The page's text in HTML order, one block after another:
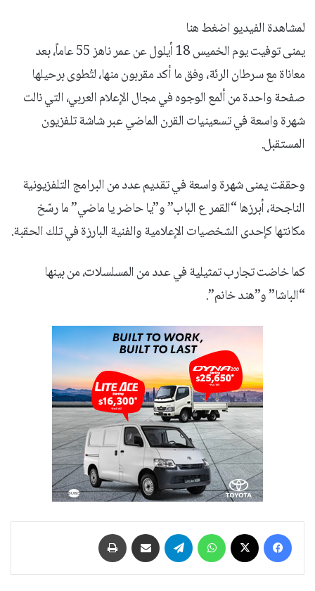
لمشاهدة الفيديو اضغط هنا
يمنى توفيت يوم الخميس 18 أيلول عن عمر ناهز 55 عاماً، بعد
معاناة مع سرطان الرئة، وفق ما أكد مقربون منها، لتُطوى برحيلها
صفحة واحدة من ألمع الوجوه في مجال الإعلام العربي، التي نالت
شهرة واسعة في تسعينيات القرن الماضي عبر شاشة تلفزيون
المستقبل.
وحققت يمنى شهرة واسعة في تقديم عدد من البرامج التلفزيونية
الناجحة، أبرزها “القمر ع الباب” و”يا حاضر يا ماضي” ما رسّخ
مكانتها كإحدى الشخصيات الإعلامية والفنية البارزة في تلك الحقبة.
كما خاضت تجارب تمثيلية في عدد من المسلسلات، من بينها
“الباشا” و”هند خانم”.
فيسبوك واتساب تيلقرام مشاركة عبر البريد